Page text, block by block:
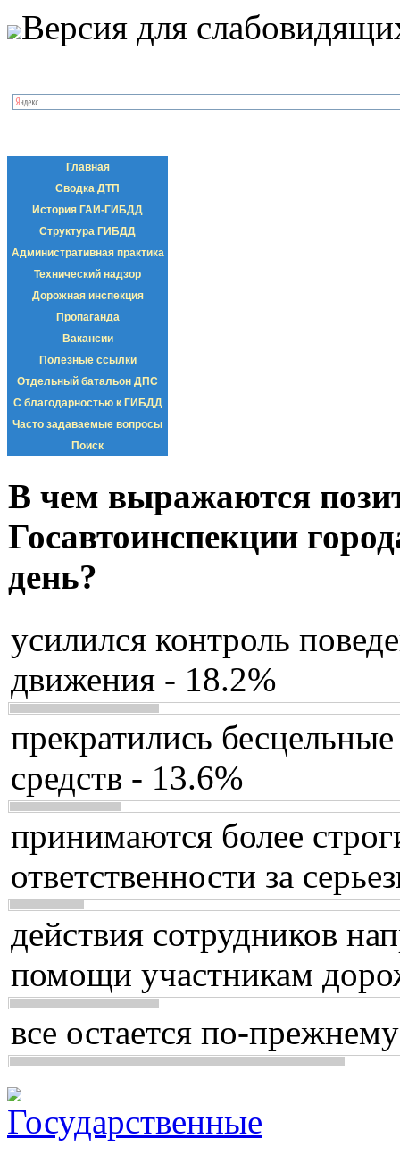
Версия для
Главная
Сводка ДТП
История ГАИ-ГИБДД
Структура ГИБДД
Административная практика
Технический надзор
Дорожная инспекция
Пропаганда
Вакансии
Полезные ссылки
Отдельный батальон ДПС
С благодарностью к ГИБДД
Часто задаваемые вопросы
Поиск
В чем выражаются
Госавтоинспекции
день?
усилился контроль
движения - 18.2%
прекратились
средств - 13.6%
принимаются более
ответственности за
действия сотрудников
помощи участникам
все остается по-